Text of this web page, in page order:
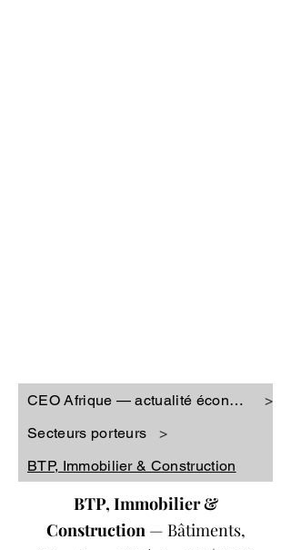
CEO Afrique — actualité économique
>
Secteurs porteurs
>
BTP, Immobilier & Construction
BTP, Immobilier &
Construction — Bâtiments,